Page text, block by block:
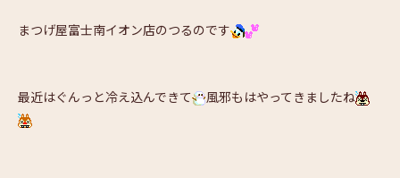
まつげ屋富士南イオン店のつるのです
最近はぐんっと冷え込んできて 風邪もはやってきましたね